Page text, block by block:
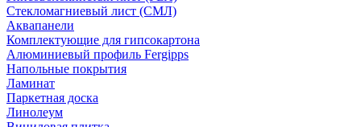
Стекломагниевый лист (СМЛ)
Аквапанели
Комплектующие для гипсокартона
Алюминиевый профиль Fergipps
Напольные покрытия
Ламинат
Паркетная доска
Линолеум